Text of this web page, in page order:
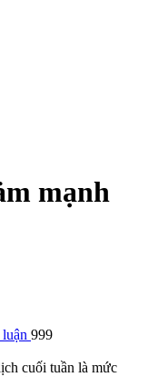
mạnh
999
cuối tuần là mức